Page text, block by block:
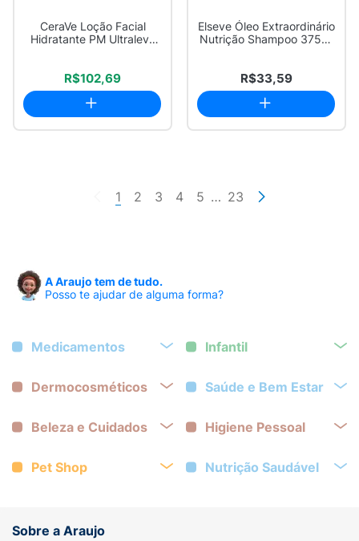
CeraVe Loção Facial
Hidratante PM Ultraleve
R$102,69
Elseve Óleo Extraordinário
Nutrição Shampoo 375ml
R$33,59
1 2 3 4 5 … 23
A Araujo tem de tudo.
Posso te ajudar de alguma forma?
Medicamentos Infantil
Dermocosméticos Saúde e Bem Estar
Beleza e Cuidados Higiene Pessoal
Pet Shop Nutrição Saudável
Sobre a Araujo